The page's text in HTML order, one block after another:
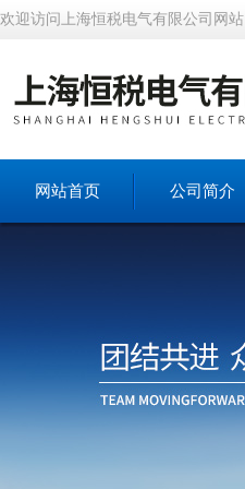
欢迎访问上海恒税电气有限公司网站
网站首页 公司简介